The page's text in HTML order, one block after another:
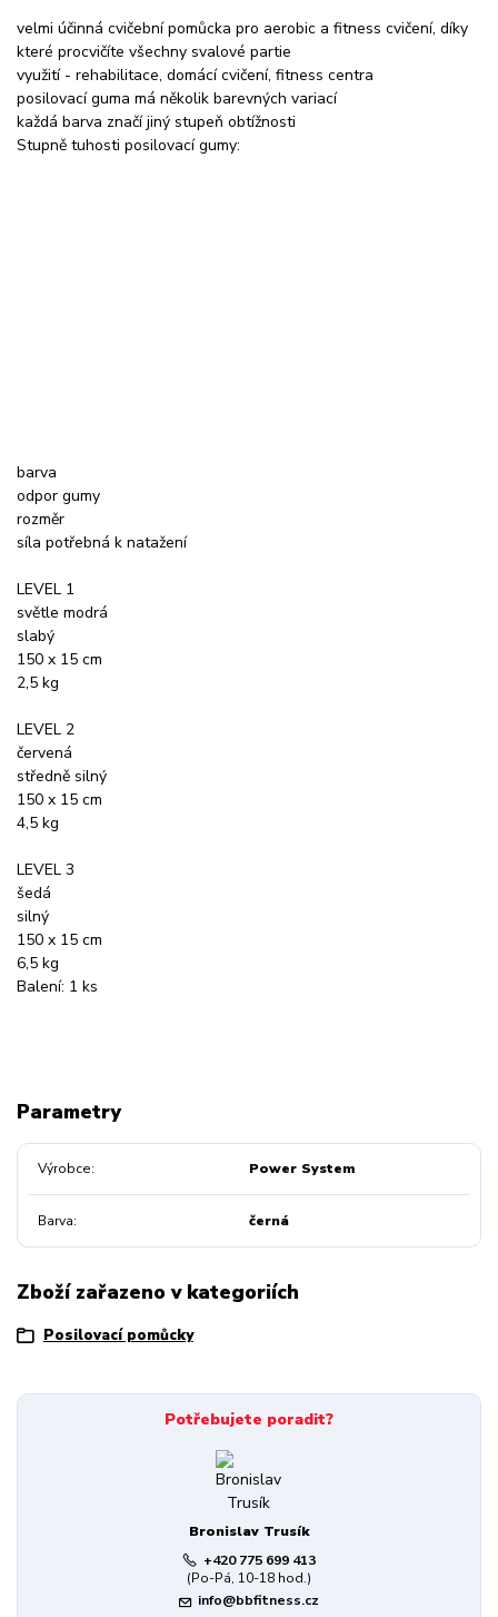
velmi účinná cvičební pomůcka pro aerobic a fitness cvičení, díky
které procvičíte všechny svalové partie
využití - rehabilitace, domácí cvičení, fitness centra
posilovací guma má několik barevných variací
každá barva značí jiný stupeň obtížnosti
Stupně tuhosti posilovací gumy:
barva
odpor gumy
rozměr
síla potřebná k natažení
LEVEL 1
světle modrá
slabý
150 x 15 cm
2,5 kg
LEVEL 2
červená
středně silný
150 x 15 cm
4,5 kg
LEVEL 3
šedá
silný
150 x 15 cm
6,5 kg
Balení: 1 ks
Parametry
Výrobce Power System
Barva černá
Zboží zařazeno v kategoriích
Posilovací pomůcky
Potřebujete poradit?
Bronislav Trusík
+420 775 699 413
(Po-Pá, 10-18 hod.)
info@bbfitness.cz